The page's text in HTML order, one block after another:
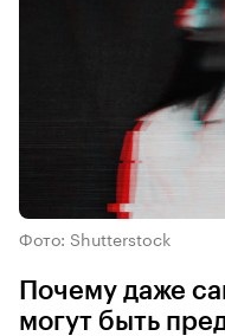
Фото: Shutterstock
Почему даже
могут быть